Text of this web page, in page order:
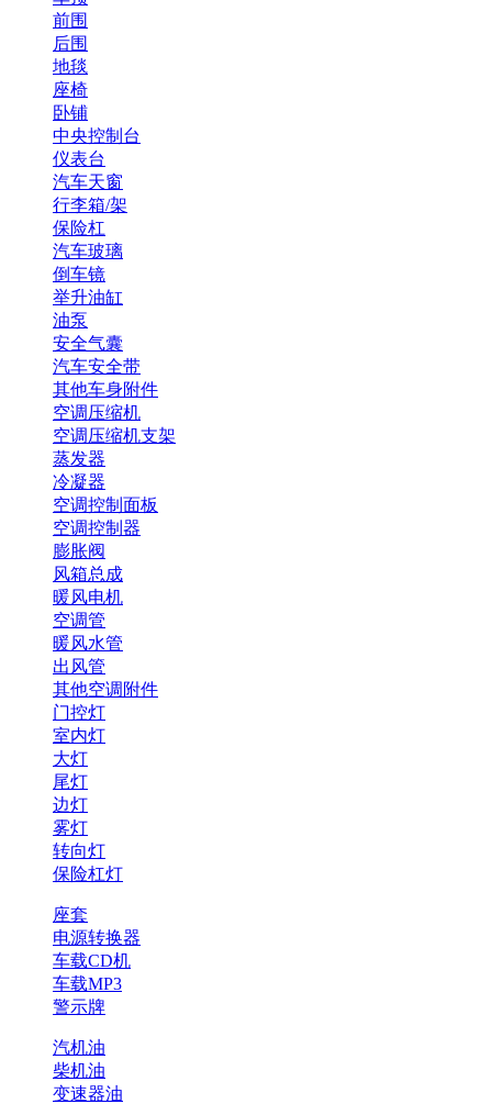
前围
后围
地毯
座椅
卧铺
中央控制台
仪表台
汽车天窗
行李箱/架
保险杠
汽车玻璃
倒车镜
举升油缸
油泵
安全气囊
汽车安全带
其他车身附件
空调压缩机
空调压缩机支架
蒸发器
冷凝器
空调控制面板
空调控制器
膨胀阀
风箱总成
暖风电机
空调管
暖风水管
出风管
其他空调附件
门控灯
室内灯
大灯
尾灯
边灯
雾灯
转向灯
保险杠灯
座套
电源转换器
车载CD机
车载MP3
警示牌
汽机油
柴机油
变速器油